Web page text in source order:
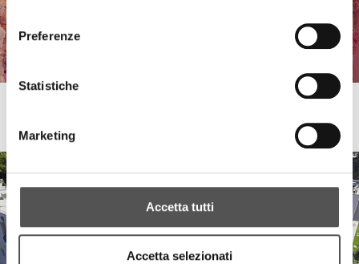
consenso
Preferenze
Statistiche
Marketing
Accetta tutti
Accetta selezionati